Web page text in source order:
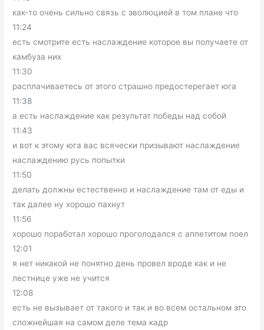
как-то очень сильно связь с эволюцией в том плане что
11:24
есть смотрите есть наслаждение которое вы получаете от
камбуза них
11:30
расплачиваетесь от этого страшно предостерегает юга
11:38
а есть наслаждение как результат победы над собой
11:43
и вот к этому юга вас всячески призывают наслаждение
наслаждению русь попытки
11:50
делать должны естественно и наслаждение там от еды и
так далее ну хорошо пахнут
11:56
хорошо поработал хорошо проголодался с аппетитом поел
12:01
я нет никакой не понятно день провел вроде как и не
лестнице уже не учится
12:08
есть не вызывает от такого и так и во всем остальном это
сложнейшая на самом деле тема кадр